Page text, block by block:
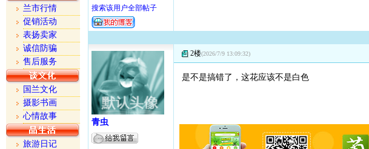
搜索该用户全部帖子
青虫
2楼(2026/7/9 13:09:32)
是不是搞错了，这花应该不是白色
兰市行情
促销活动
表扬卖家
诚信防骗
售后服务
国兰文化
摄影书画
心情故事
旅游日记